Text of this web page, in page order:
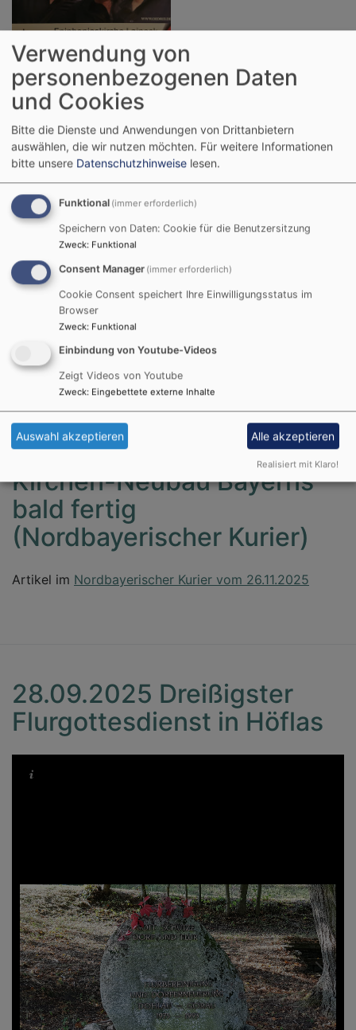
Swutzstock: Epiphaniaskirche Laineck - ÖDREI
Erster Abendmahlsgottesdienst (Stream)
Einweihung der neuen Epiphaniaskirche (Highlights)
Einweihung der neuen Epiphaniaskirche (Stream)
Entwidmung der alten Kirche (Highlights)
Nordbayerischer Kurier
Einweihung - Dienstag ist der große Tag
Abschiedsgottesdienst 4. Januar (Erinnerungen)
26.11.2025 Einziger
Kirchen-Neubau Bayerns
bald fertig
(Nordbayerischer Kurier)
Artikel im Nordbayerischer Kurier vom 26.11.2025
28.09.2025 Dreißigster
Flurgottesdienst in Höflas
Verwendung von
personenbezogenen Daten
und Cookies
Bitte die Dienste und Anwendungen von Drittanbietern
auswählen, die wir nutzen möchten. Für weitere Informationen
bitte unsere Datenschutzhinweise lesen.
Funktional (immer erforderlich)
Speichern von Daten: Cookie für die Benutzersitzung
Zweck: Funktional
Consent Manager (immer erforderlich)
Cookie Consent speichert Ihre Einwilligungsstatus im
Browser
Zweck: Funktional
Einbindung von Youtube-Videos
Zeigt Videos von Youtube
Zweck: Eingebettete externe Inhalte
Auswahl akzeptieren Alle akzeptieren
Realisiert mit Klaro!